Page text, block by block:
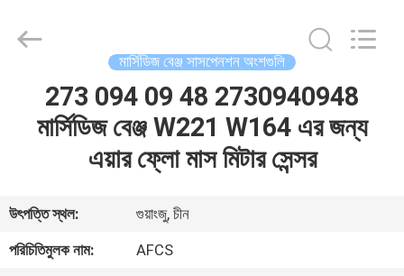
ভিডিও
PARTS
মার্সিডিজ বেঞ্জ সাসপেনশন অংশগুলি
273 094 09 48 2730940948
মার্সিডিজ বেঞ্জ W221 W164 এর জন্য
এয়ার ফ্লো মাস মিটার সেন্সর
উৎপত্তি স্থল:
গুয়াংজু, চীন
পরিচিতিমুলক নাম:
AFCS